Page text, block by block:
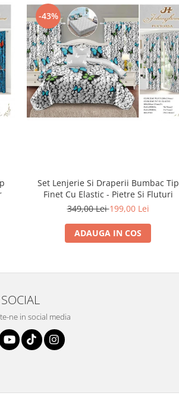
-43%
Set Lenjerie Si Draperii Bumbac Tip
Finet Cu Elastic - Pietre Si Fluturi
349,00 Lei199,00 Lei
ADAUGA IN COS
SOCIAL
ne in social media